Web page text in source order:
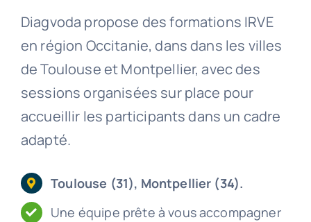
Diagvoda propose des formations IRVE
en région Occitanie, dans dans les villes
de Toulouse et Montpellier, avec des
sessions organisées sur place pour
accueillir les participants dans un cadre
adapté.
Toulouse (31), Montpellier (34).
Une équipe prête à vous accompagner